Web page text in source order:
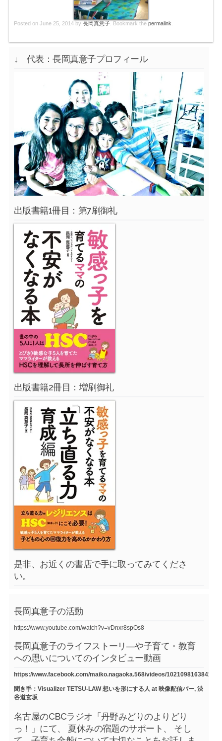
Posted on June 25, 2014 by 長岡真意子. Bookmark the permalink
↓ 代表：長岡真意子プロフィール
出版書籍1冊目：第7刷御礼
出版書籍2冊目：増刷御礼
是非、お近くの書店で手に取ってみてくださ
い。
長岡真意子の活動
https://www.youtube.com/watch?v=vDnxr8spOs8
長岡真意子のライフストーリ―や子育て・教育
への思いについてのインタビュー動画
https://www.facebook.com/maiko.nagaoka.568/videos/
聞き手：Visualizer TETSU-LAW 想いを形にする人 at 映像配信バー, 渋
谷道玄坂
名古屋のCBCラジオ「丹野みどりのよりどり
っ！」にて、 夏休みの宿題のサポート、 そし